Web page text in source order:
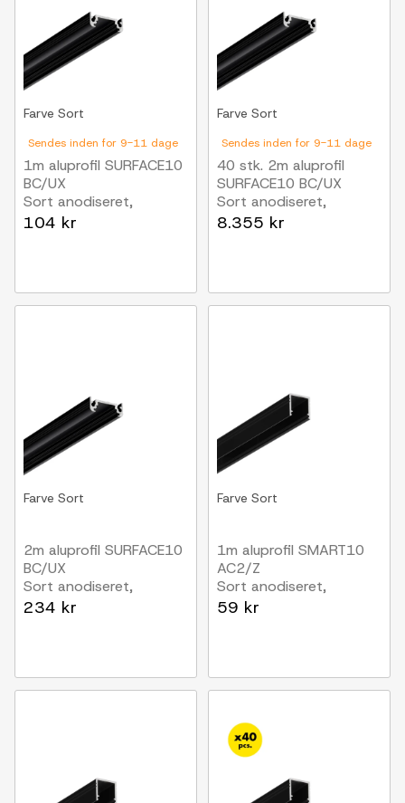
Sendes inden for 9-11 dage
Farve Sort
1m aluprofil SURFACE10
BC/UX
Sort anodiseret,
påbygning, LED skinne
104 kr
Sendes inden for 9-11 dage
Farve Sort
40 stk. 2m aluprofil
SURFACE10 BC/UX
Sort anodiseret,
påbygning, LED skinne
8.355 kr
Farve Sort
2m aluprofil SURFACE10
BC/UX
Sort anodiseret,
påbygning, LED skinne
234 kr
Farve Sort
1m aluprofil SMART10
AC2/Z
Sort anodiseret,
påbygning, LED skinne
59 kr